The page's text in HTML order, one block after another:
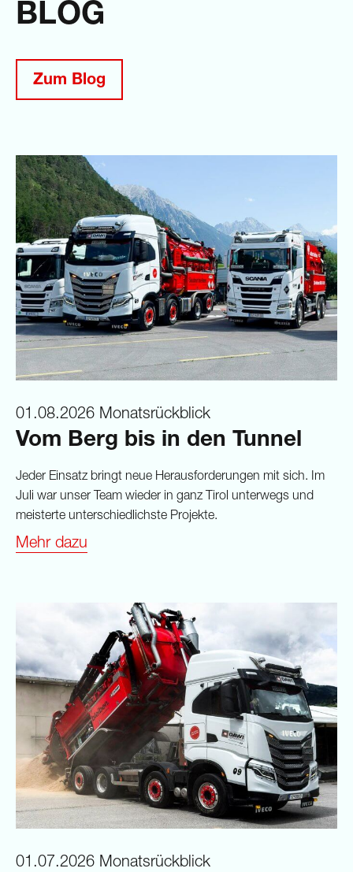
BLOG
Zum Blog
01.08.2026 Monatsrückblick
Vom Berg bis in den Tunnel
Jeder Einsatz bringt neue Herausforderungen mit sich. Im
Juli war unser Team wieder in ganz Tirol unterwegs und
meisterte unterschiedlichste Projekte.
Mehr dazu
01.07.2026 Monatsrückblick